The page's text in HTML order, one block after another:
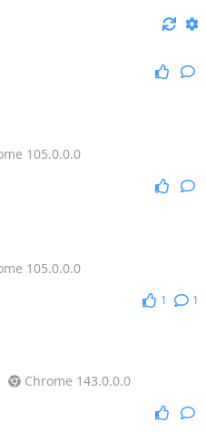
105.0.0.0
105.0.0.0
1 1
Chrome 143.0.0.0